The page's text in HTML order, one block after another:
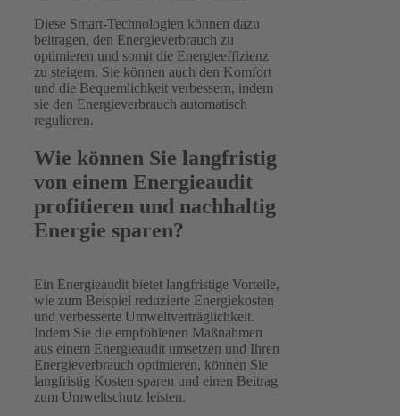
Diese Smart-Technologien können dazu
beitragen, den Energieverbrauch zu
optimieren und somit die Energieeffizienz
zu steigern. Sie können auch den Komfort
und die Bequemlichkeit verbessern, indem
sie den Energieverbrauch automatisch
regulieren.
Wie können Sie langfristig
von einem Energieaudit
profitieren und nachhaltig
Energie sparen?
Ein Energieaudit bietet langfristige Vorteile,
wie zum Beispiel reduzierte Energiekosten
und verbesserte Umweltverträglichkeit.
Indem Sie die empfohlenen Maßnahmen
aus einem Energieaudit umsetzen und Ihren
Energieverbrauch optimieren, können Sie
langfristig Kosten sparen und einen Beitrag
zum Umweltschutz leisten.